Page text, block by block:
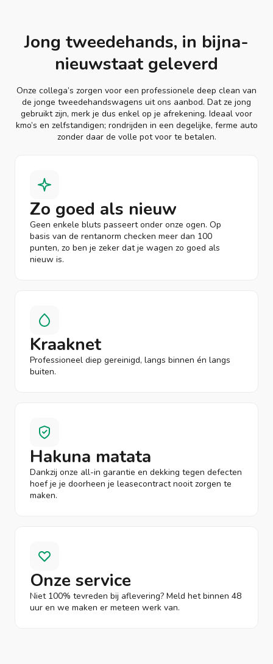
Jong tweedehands, in bijna-
nieuwstaat geleverd
Onze collega’s zorgen voor een professionele deep clean van
de jonge tweedehandswagens uit ons aanbod. Dat ze jong
gebruikt zijn, merk je dus enkel op je afrekening. Ideaal voor
kmo’s en zelfstandigen; rondrijden in een degelijke, ferme auto
zonder daar de volle pot voor te betalen.
Zo goed als nieuw
Geen enkele bluts passeert onder onze ogen. Op
basis van de rentanorm checken meer dan 100
punten, zo ben je zeker dat je wagen zo goed als
nieuw is.
Kraaknet
Professioneel diep gereinigd, langs binnen én langs
buiten.
Hakuna matata
Dankzij onze all-in garantie en dekking tegen defecten
hoef je je doorheen je leasecontract nooit zorgen te
maken.
Onze service
Niet 100% tevreden bij aflevering? Meld het binnen 48
uur en we maken er meteen werk van.